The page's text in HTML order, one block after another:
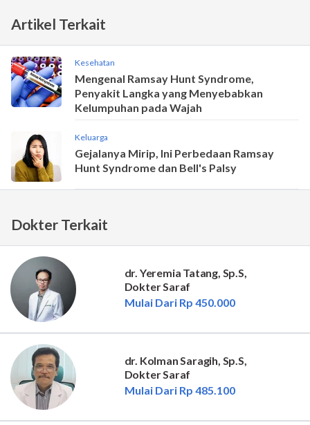
Dokter Terkait